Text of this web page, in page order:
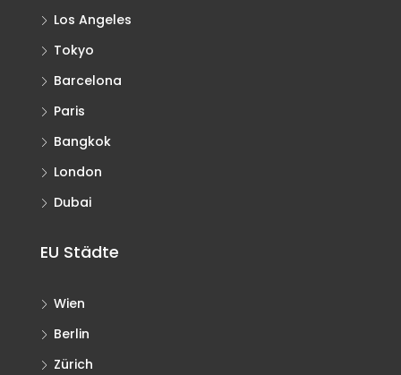
Los Angeles
Tokyo
Barcelona
Paris
Bangkok
London
Dubai
EU Städte
Wien
Berlin
Zürich